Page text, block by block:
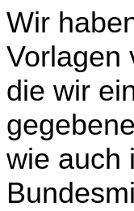
Wir
Vorlagen
die wir
wie auch